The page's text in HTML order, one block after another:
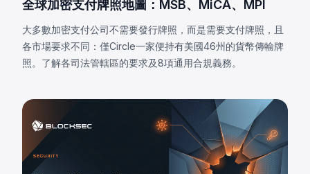
全球加密支付牌照地圖：MSB、MiCA、MPI
大多數加密支付公司不需要發行牌照，而是需要支付牌照，且
各市場要求不同：僅Circle一家便持有美國46州的貨幣傳輸牌
照。了解各司法管轄區的要求及8項通用合規義務。